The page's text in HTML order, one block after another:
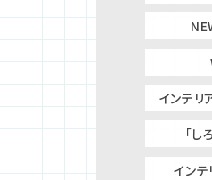
インテリ
「し
イン